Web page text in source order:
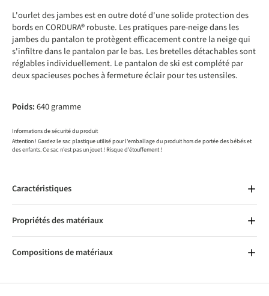
L'ourlet des jambes est en outre doté d'une solide protection des
bords en CORDURA® robuste. Les pratiques pare-neige dans les
jambes du pantalon te protègent efficacement contre la neige qui
s'infiltre dans le pantalon par le bas. Les bretelles détachables sont
réglables individuellement. Le pantalon de ski est complété par
deux spacieuses poches à fermeture éclair pour tes ustensiles.
Poids:640 gramme
Informations de sécurité du produit
Attention ! Gardez le sac plastique utilisé pour l'emballage du produit hors de portée des bébés et
des enfants. Ce sac n'est pas un jouet ! Risque d'étouffement !
Caractéristiques
Propriétés des matériaux
Compositions de matériaux